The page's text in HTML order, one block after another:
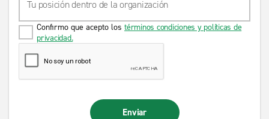
Confirmo que acepto los términos condiciones y políticas de
privacidad.
Enviar